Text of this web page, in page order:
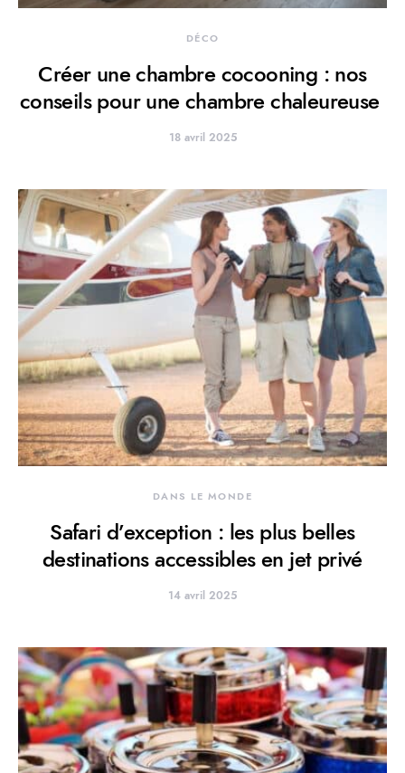
DÉCO
Créer une chambre cocooning : nos
conseils pour une chambre chaleureuse
18 avril 2025
DANS LE MONDE
Safari d’exception : les plus belles
destinations accessibles en jet privé
14 avril 2025